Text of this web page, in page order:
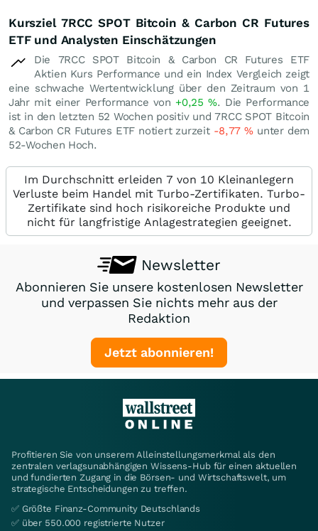
Kursziel 7RCC SPOT Bitcoin & Carbon CR Futures
ETF und Analysten Einschätzungen
Die 7RCC SPOT Bitcoin & Carbon CR Futures ETF
Aktien Kurs Performance und ein Index Vergleich zeigt
eine schwache Wertentwicklung über den Zeitraum von 1
Jahr mit einer Performance von +0,25%. Die Performance
ist in den letzten 52 Wochen positiv und 7RCC SPOT Bitcoin
& Carbon CR Futures ETF notiert zurzeit -8,77% unter dem
52-Wochen Hoch.
Im Durchschnitt erleiden 7 von 10 Kleinanlegern
Verluste beim Handel mit Turbo-Zertifikaten. Turbo-
Zertifikate sind hoch risikoreiche Produkte und
nicht für langfristige Anlagestrategien geeignet.
Newsletter
Abonnieren Sie unsere kostenlosen Newsletter
und verpassen Sie nichts mehr aus der
Redaktion
Jetzt abonnieren!
Profitieren Sie von unserem Alleinstellungsmerkmal als den
zentralen verlagsunabhängigen Wissens-Hub für einen aktuellen
und fundierten Zugang in die Börsen- und Wirtschaftswelt, um
strategische Entscheidungen zu treffen.
✅ Größte Finanz-Community Deutschlands
✅ über 550.000 registrierte Nutzer